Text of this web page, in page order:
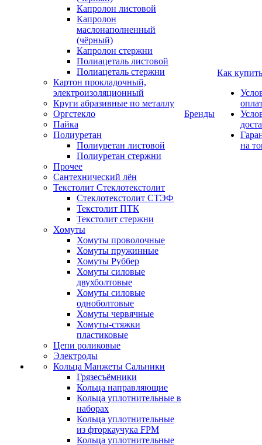
Капролон листовой
Капролон
маслонаполненный
(чёрный)
Капролон стержни
Полиацеталь листовой
Полиацеталь стержни
Картон прокладочный,
электроизоляционный
Круги абразивные по металлу
Оргстекло
Пайка
Полиуретан
Полиуретан листовой
Полиуретан стержни
Прочее
Сантехнический лён
Текстолит Стеклотекстолит
Стеклотекстолит СТЭФ
Текстолит ПТК
Текстолит стержни
Хомуты
Хомуты проволочные
Хомуты пружинные
Хомуты Руббер
Хомуты силовые
двухболтовые
Хомуты силовые
одноболтовые
Хомуты червячные
Хомуты-стяжки
пластиковые
Цепи роликовые
Электроды
Кольца Манжеты Сальники
Грязесъёмники
Кольца направляющие
Кольца уплотнительные в
наборах
Кольца уплотнительные
из фторкаучука FPM
Кольца уплотнительные
Бренды
Как купить
на